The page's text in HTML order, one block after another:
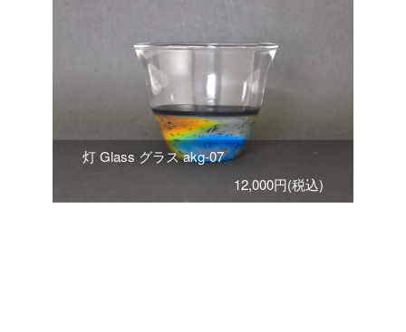
灯 Glass グラス akg-07
12,000円(税込)